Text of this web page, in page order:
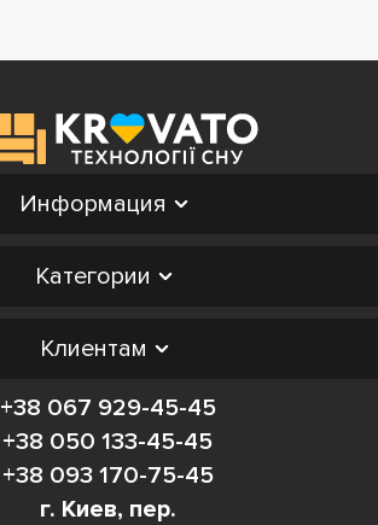
Информация
Категории
Клиентам
+38 067 929-45-45
+38 050 133-45-45
+38 093 170-75-45
г. Киев, пер.